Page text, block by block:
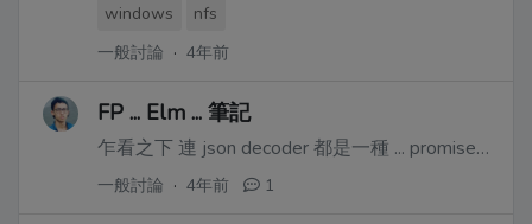
windows
nfs
一般討論 · 4年前
FP ... Elm ... 筆記
乍看之下 連 json decoder 都是一種 ... promise ...??
一般討論 · 4年前 1